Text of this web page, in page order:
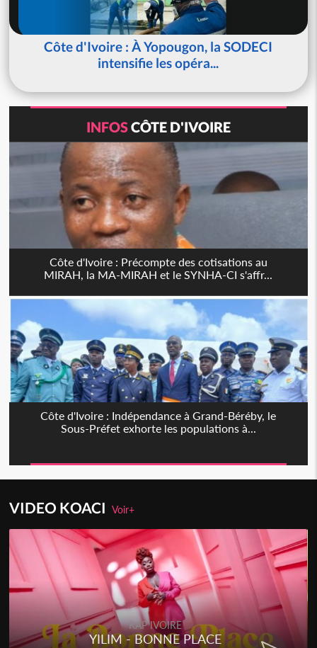
Côte d'Ivoire : À Yopougon, la SODECI
intensifie les opéra...
INFOSCÔTE D'IVOIRE
Côte d'Ivoire : Précompte des cotisations au
MIRAH, la MA-MIRAH et le SYNHA-CI s'affr...
Côte d'Ivoire : Indépendance à Grand-Béréby, le
Sous-Préfet exhorte les populations à...
VIDEO KOACIVoir+
RAP IVOIRE
YILIM - BONNE PLACE